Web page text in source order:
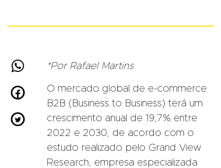



*Por Rafael Martins
O mercado global de e-commerce
B2B (Business to Business) terá um
crescimento anual de 19,7% entre
2022 e 2030, de acordo com o
estudo realizado pelo Grand View
Research, empresa especializada